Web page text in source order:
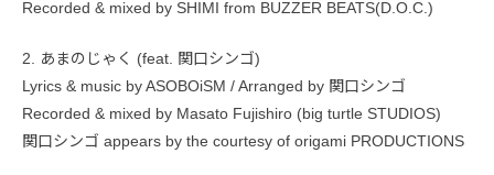
Recorded & mixed by SHIMI from BUZZER BEATS(D.O.C.)
2. あまのじゃく (feat. 関口シンゴ)
Lyrics & music by ASOBOiSM / Arranged by 関口シンゴ
Recorded & mixed by Masato Fujishiro (big turtle STUDIOS)
関口シンゴ appears by the courtesy of origami PRODUCTIONS